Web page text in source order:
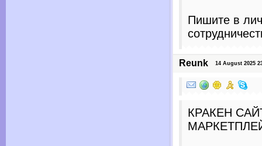
Пишите в
Reunk 14 August 2025
КРАКЕН